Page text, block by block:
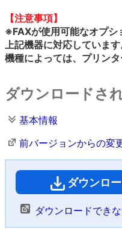
【注意事項】
※FAXが使用可能なオプシ
上記機器に対応しています
機種によっては、プリン
ダウンロードさ
基本情報
前バージョンからの変
ダウンロ
ダウンロードでき